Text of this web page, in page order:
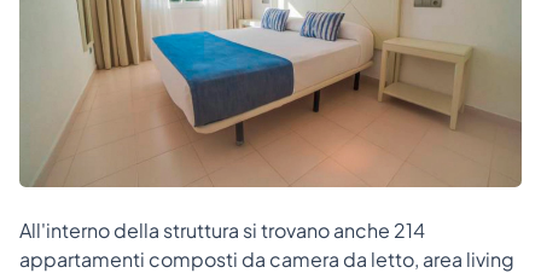
All'interno della struttura si trovano anche 214
appartamenti composti da camera da letto, area living